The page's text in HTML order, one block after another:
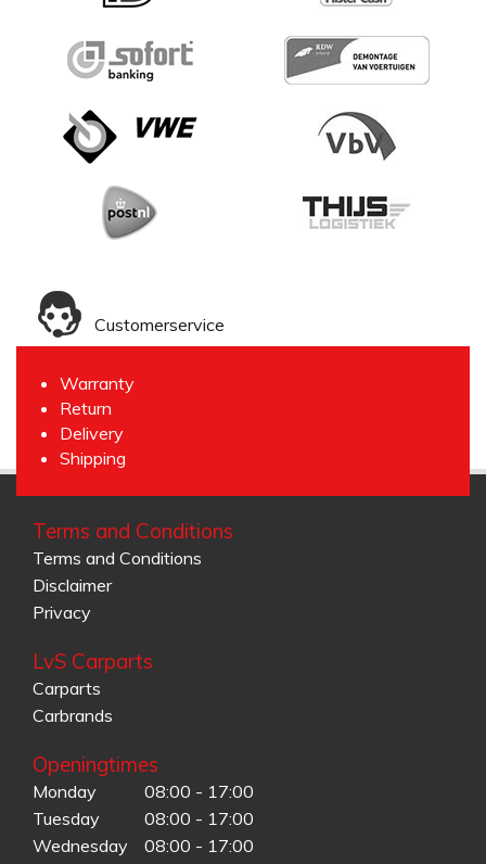
Customerservice
Warranty
Return
Delivery
Shipping
Terms and Conditions
Terms and Conditions
Disclaimer
Privacy
LvS Carparts
Carparts
Carbrands
Openingtimes
Monday
08:00 - 17:00
Tuesday
08:00 - 17:00
Wednesday
08:00 - 17:00